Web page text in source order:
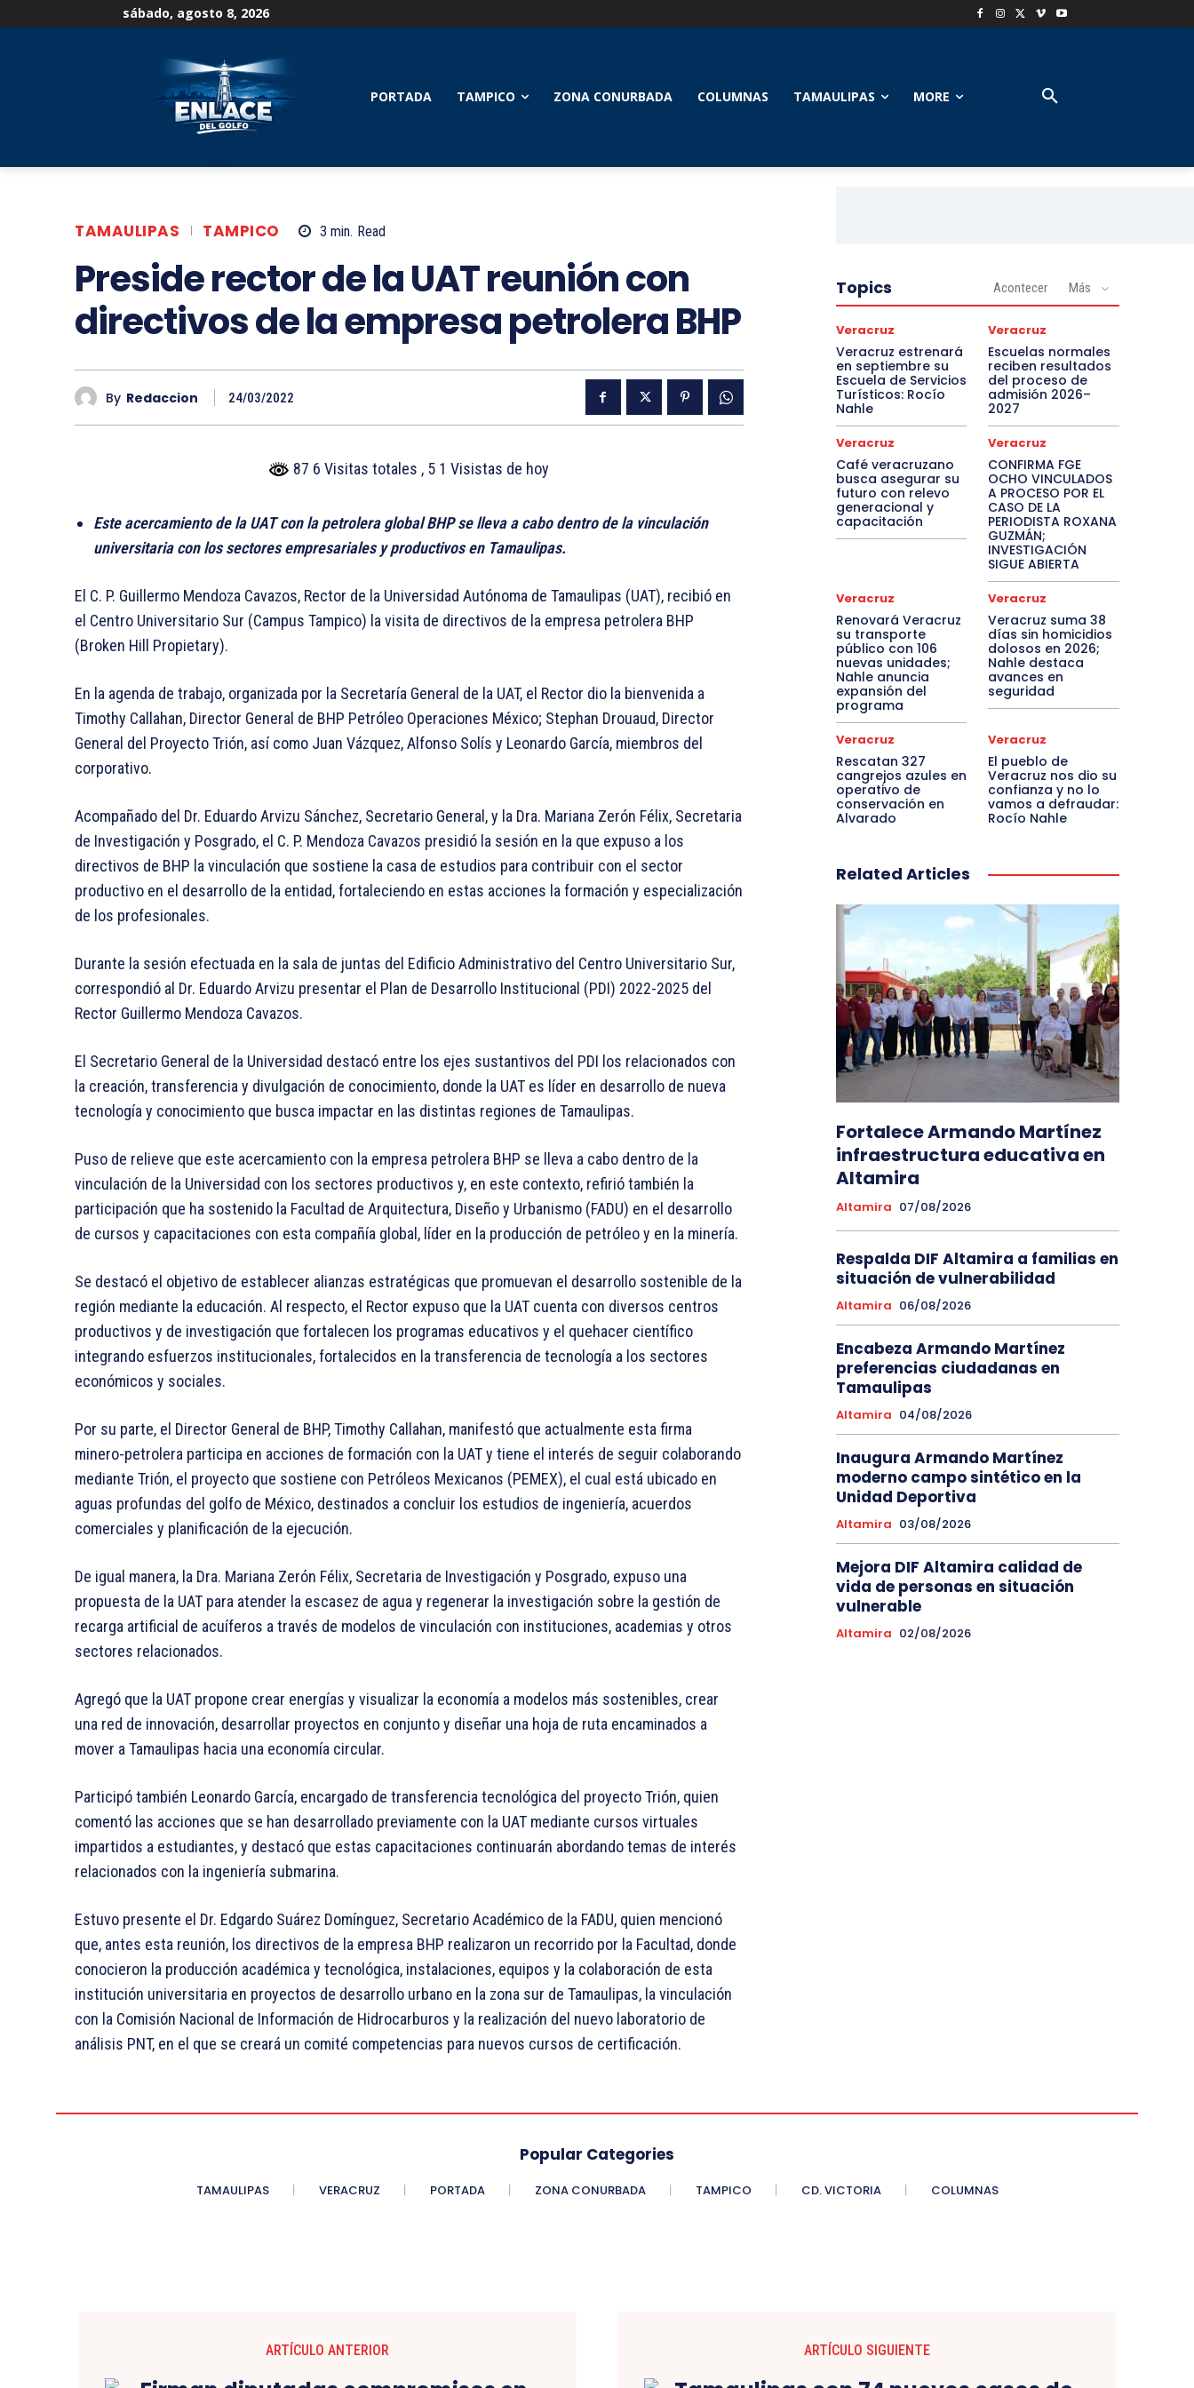
sábado, agosto 8, 2026
PORTADA TAMPICO ZONA CONURBADA COLUMNAS TAMAULIPAS MORE
TAMAULIPAS TAMPICO 3 min. Read
Preside rector de la UAT reunión con
directivos de la empresa petrolera BHP
By Redaccion 24/03/2022
87 6 Visitas totales , 5 1 Visistas de hoy
Este acercamiento de la UAT con la petrolera global BHP se lleva a cabo dentro de la vinculación
universitaria con los sectores empresariales y productivos en Tamaulipas.
El C. P. Guillermo Mendoza Cavazos, Rector de la Universidad Autónoma de Tamaulipas (UAT), recibió en
el Centro Universitario Sur (Campus Tampico) la visita de directivos de la empresa petrolera BHP
(Broken Hill Propietary).
En la agenda de trabajo, organizada por la Secretaría General de la UAT, el Rector dio la bienvenida a
Timothy Callahan, Director General de BHP Petróleo Operaciones México; Stephan Drouaud, Director
General del Proyecto Trión, así como Juan Vázquez, Alfonso Solís y Leonardo García, miembros del
corporativo.
Acompañado del Dr. Eduardo Arvizu Sánchez, Secretario General, y la Dra. Mariana Zerón Félix, Secretaria
de Investigación y Posgrado, el C. P. Mendoza Cavazos presidió la sesión en la que expuso a los
directivos de BHP la vinculación que sostiene la casa de estudios para contribuir con el sector
productivo en el desarrollo de la entidad, fortaleciendo en estas acciones la formación y especialización
de los profesionales.
Durante la sesión efectuada en la sala de juntas del Edificio Administrativo del Centro Universitario Sur,
correspondió al Dr. Eduardo Arvizu presentar el Plan de Desarrollo Institucional (PDI) 2022-2025 del
Rector Guillermo Mendoza Cavazos.
El Secretario General de la Universidad destacó entre los ejes sustantivos del PDI los relacionados con
la creación, transferencia y divulgación de conocimiento, donde la UAT es líder en desarrollo de nueva
tecnología y conocimiento que busca impactar en las distintas regiones de Tamaulipas.
Puso de relieve que este acercamiento con la empresa petrolera BHP se lleva a cabo dentro de la
vinculación de la Universidad con los sectores productivos y, en este contexto, refirió también la
participación que ha sostenido la Facultad de Arquitectura, Diseño y Urbanismo (FADU) en el desarrollo
de cursos y capacitaciones con esta compañía global, líder en la producción de petróleo y en la minería.
Se destacó el objetivo de establecer alianzas estratégicas que promuevan el desarrollo sostenible de la
región mediante la educación. Al respecto, el Rector expuso que la UAT cuenta con diversos centros
productivos y de investigación que fortalecen los programas educativos y el quehacer científico
integrando esfuerzos institucionales, fortalecidos en la transferencia de tecnología a los sectores
económicos y sociales.
Por su parte, el Director General de BHP, Timothy Callahan, manifestó que actualmente esta firma
minero-petrolera participa en acciones de formación con la UAT y tiene el interés de seguir colaborando
mediante Trión, el proyecto que sostiene con Petróleos Mexicanos (PEMEX), el cual está ubicado en
aguas profundas del golfo de México, destinados a concluir los estudios de ingeniería, acuerdos
comerciales y planificación de la ejecución.
De igual manera, la Dra. Mariana Zerón Félix, Secretaria de Investigación y Posgrado, expuso una
propuesta de la UAT para atender la escasez de agua y regenerar la investigación sobre la gestión de
recarga artificial de acuíferos a través de modelos de vinculación con instituciones, academias y otros
sectores relacionados.
Agregó que la UAT propone crear energías y visualizar la economía a modelos más sostenibles, crear
una red de innovación, desarrollar proyectos en conjunto y diseñar una hoja de ruta encaminados a
mover a Tamaulipas hacia una economía circular.
Participó también Leonardo García, encargado de transferencia tecnológica del proyecto Trión, quien
comentó las acciones que se han desarrollado previamente con la UAT mediante cursos virtuales
impartidos a estudiantes, y destacó que estas capacitaciones continuarán abordando temas de interés
relacionados con la ingeniería submarina.
Estuvo presente el Dr. Edgardo Suárez Domínguez, Secretario Académico de la FADU, quien mencionó
que, antes esta reunión, los directivos de la empresa BHP realizaron un recorrido por la Facultad, donde
conocieron la producción académica y tecnológica, instalaciones, equipos y la colaboración de esta
institución universitaria en proyectos de desarrollo urbano en la zona sur de Tamaulipas, la vinculación
con la Comisión Nacional de Información de Hidrocarburos y la realización del nuevo laboratorio de
análisis PNT, en el que se creará un comité competencias para nuevos cursos de certificación.
Topics Acontecer Más
Veracruz
Veracruz estrenará
en septiembre su
Escuela de Servicios
Turísticos: Rocío
Nahle
Veracruz
Escuelas normales
reciben resultados
del proceso de
admisión 2026–
2027
Veracruz
Café veracruzano
busca asegurar su
futuro con relevo
generacional y
capacitación
Veracruz
CONFIRMA FGE
OCHO VINCULADOS
A PROCESO POR EL
CASO DE LA
PERIODISTA ROXANA
GUZMÁN;
INVESTIGACIÓN
SIGUE ABIERTA
Veracruz
Renovará Veracruz
su transporte
público con 106
nuevas unidades;
Nahle anuncia
expansión del
programa
Veracruz
Veracruz suma 38
días sin homicidios
dolosos en 2026;
Nahle destaca
avances en
seguridad
Veracruz
Rescatan 327
cangrejos azules en
operativo de
conservación en
Alvarado
Veracruz
El pueblo de
Veracruz nos dio su
confianza y no lo
vamos a defraudar:
Rocío Nahle
Related Articles
Fortalece Armando Martínez
infraestructura educativa en
Altamira
Altamira 07/08/2026
Respalda DIF Altamira a familias en
situación de vulnerabilidad
Altamira 06/08/2026
Encabeza Armando Martínez
preferencias ciudadanas en
Tamaulipas
Altamira 04/08/2026
Inaugura Armando Martínez
moderno campo sintético en la
Unidad Deportiva
Altamira 03/08/2026
Mejora DIF Altamira calidad de
vida de personas en situación
vulnerable
Altamira 02/08/2026
Popular Categories
TAMAULIPAS VERACRUZ PORTADA ZONA CONURBADA TAMPICO CD. VICTORIA COLUMNAS
ARTÍCULO ANTERIOR ARTÍCULO SIGUIENTE